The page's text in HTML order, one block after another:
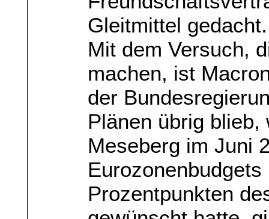
Gleitmittel gedacht.
Mit dem Versuch,
machen, ist
der
Plänen übrig
Meseberg im Juni
Prozentpunkten